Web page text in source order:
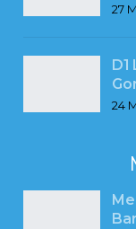
27
D1
24